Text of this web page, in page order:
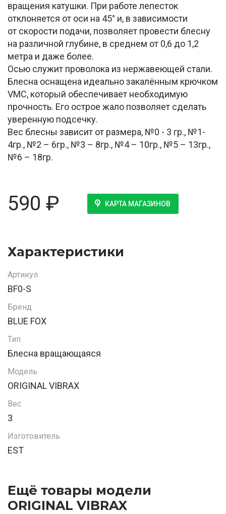
вращения катушки. При работе лепесток
отклоняется от оси на 45° и, в зависимости
от скорости подачи, позволяет провести блесну
на различной глубине, в среднем от 0,6 до 1,2
метра и даже более.
Осью служит проволока из нержавеющей стали.
Блесна оснащена идеально закалённым крючком
VMC, который обеспечивает необходимую
прочность. Его острое жало позволяет сделать
уверенную подсечку.
Вес блесны зависит от размера, №0 - 3 гр., №1-
4гр., №2 – 6гр., №3 – 8гр., №4 – 10гр., №5 – 13гр.,
№6 – 18гр.
590 ₽ КАРТА МАГАЗИНОВ
Характеристики
Артикул
BF0-S
Бренд
BLUE FOX
Тип
Блесна вращающаяся
Модель
ORIGINAL VIBRAX
Вес
3
Изготовитель
EST
Ещё товары модели
ORIGINAL VIBRAX